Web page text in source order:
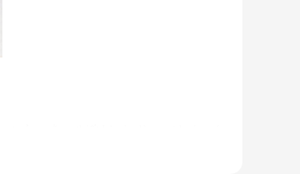
rằng thiết bị này là quạt hơi nước.
bảng điều khiển,... giống như một chiếc